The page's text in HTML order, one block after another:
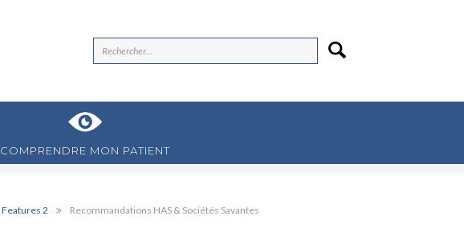
COMPRENDRE MON PATIENT
Features 2 Recommandations HAS & Sociétés Savantes